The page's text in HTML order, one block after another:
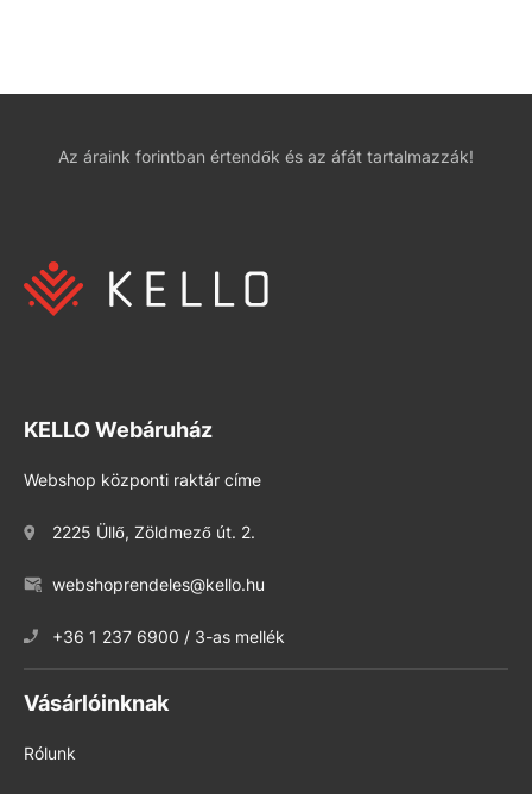
Az áraink forintban értendők és az áfát tartalmazzák!
KELLO Webáruház
Webshop központi raktár címe
2225 Üllő, Zöldmező út. 2.
webshoprendeles@kello.hu
+36 1 237 6900 / 3-as mellék
Vásárlóinknak
Rólunk